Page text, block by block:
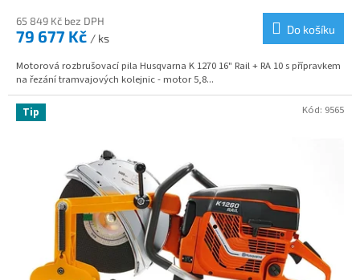
M
A
65 849 Kč bez DPH
79 677 Kč / ks
Do košíku
Motorová rozbrušovací pila Husqvarna K 1270 16" Rail + RA 10 s přípravkem
na řezání tramvajových kolejnic - motor 5,8...
Tip Kód: 9565